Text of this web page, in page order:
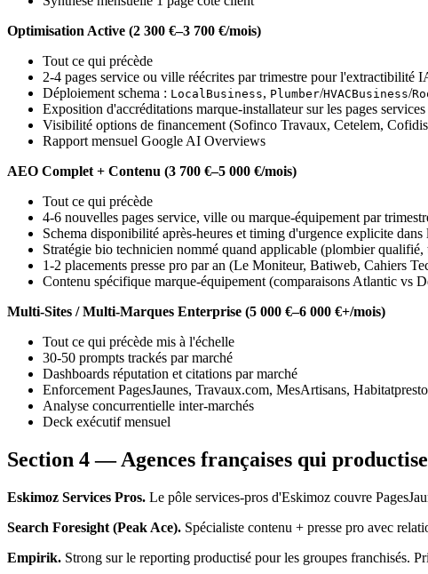
Optimisation Active (2 300 €–3 700 €/mois)
Tout ce qui précède
2-4 pages service ou ville réécrites par trimestre pour l'extractibilité
Déploiement schema : LocalBusiness, Plumber/HVACBusiness/
Exposition d'accréditations marque-installateur sur les pages
Visibilité options de financement (Sofinco Travaux, Cetelem,
Rapport mensuel Google AI Overviews
AEO Complet + Contenu (3 700 €–5 000 €/mois)
Tout ce qui précède
4-6 nouvelles pages service, ville ou marque-équipement par
Schema disponibilité après-heures et timing d'urgence explicite dans
Stratégie bio technicien nommé quand applicable (plombier
1-2 placements presse pro par an (Le Moniteur, Batiweb, Cahiers
Contenu spécifique marque-équipement (comparaisons Atlantic vs
Multi-Sites / Multi-Marques Enterprise (5 000 €–6 000 €+/mois)
Tout ce qui précède mis à l'échelle
30-50 prompts trackés par marché
Dashboards réputation et citations par marché
Enforcement PagesJaunes, Travaux.com, MesArtisans,
Analyse concurrentielle inter-marchés
Deck exécutif mensuel
Section 4 — Agences françaises qui
Eskimoz Services Pros. Le pôle services-pros d'Eskimoz couvre
Search Foresight (Peak Ace). Spécialiste contenu + presse pro avec
Empirik. Strong sur le reporting productisé pour les groupes franchisés.